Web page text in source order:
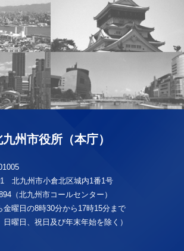
九州市役所（本庁）
北九州市小倉北区城内1番1号
（北九州市コールセンター）
金曜日の8時30分から17時15分まで
日曜日、祝日及び年末年始を除く）